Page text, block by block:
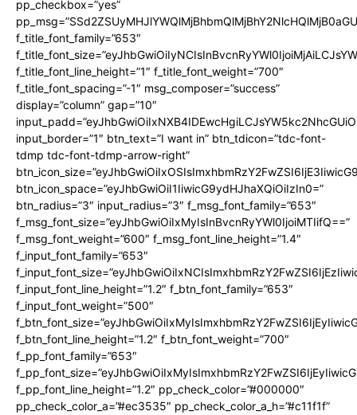
pp_checkbox=”yes”
f_title_font_family=”653″
f_title_font_line_height=”1″ f_title_font_weight=”700″
f_title_font_spacing=”-1″ msg_composer=”success”
display=”column” gap=”10″
input_border=”1″ btn_text=”I want in” btn_tdicon=”tdc-font-
tdmp tdc-font-tdmp-arrow-right”
btn_icon_space=”eyJhbGwiOiI1IiwicG9ydHJhaXQiOiIzIn0=”
btn_radius=”3″ input_radius=”3″ f_msg_font_family=”653″
f_msg_font_size=”eyJhbGwiOiIxMyIsInBvcnRyYWl0IjoiMTIifQ==”
f_msg_font_weight=”600″ f_msg_font_line_height=”1.4″
f_input_font_family=”653″
f_input_font_line_height=”1.2″ f_btn_font_family=”653″
f_input_font_weight=”500″
f_btn_font_line_height=”1.2″ f_btn_font_weight=”700″
f_pp_font_family=”653″
f_pp_font_line_height=”1.2″ pp_check_color=”#000000″
pp_check_color_a=”#ec3535″ pp_check_color_a_h=”#c11f1f”